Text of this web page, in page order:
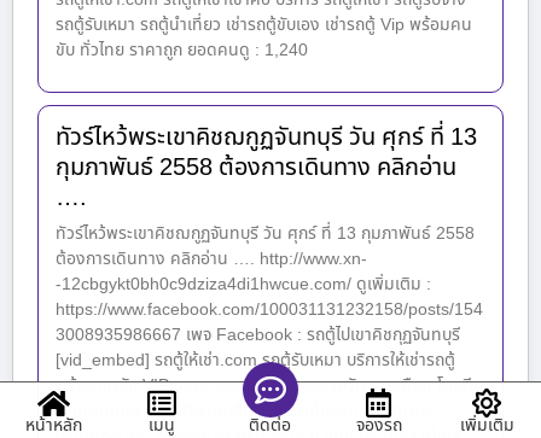
รถตู้รับเหมา รถตู้นำเที่ยว เช่ารถตู้ขับเอง เช่ารถตู้ Vip พร้อมคน
ขับ ทั่วไทย ราคาถูก ยอดคนดู : 1,240
ทัวร์ไหว้พระเขาคิชฌกูฏจันทบุรี วัน ศุกร์ ที่ 13
กุมภาพันธ์ 2558 ต้องการเดินทาง คลิกอ่าน
….
ทัวร์ไหว้พระเขาคิชฌกูฏจันทบุรี วัน ศุกร์ ที่ 13 กุมภาพันธ์ 2558
ต้องการเดินทาง คลิกอ่าน …. http://www.xn-
-12cbgykt0bh0c9dziza4di1hwcue.com/ ดูเพิ่มเติม :
https://www.facebook.com/100031131232158/posts/154
3008935986667 เพจ Facebook : รถตู้ไปเขาคิชกุฏจันทบุรี
[vid_embed] รถตู้ให้เช่า.com รถตู้รับเหมา บริการให้เช่ารถตู้
พร้อมคนขับ VIP แบบครบวงจร ทั้งแบบรายวัน รายเดือน โดยทีม
งานมืออาชีพ และ ชำนาญเส้นทาง พื้นที่กรุงเทพมหานคร
หน้าหลัก เมนู ติดต่อ จองรถ เพิ่มเติม